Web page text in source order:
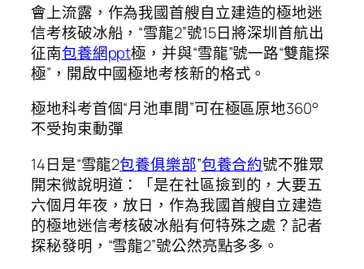
會上流露，作為我國首艘自立建造的極地迷
信考核破冰船，“雪龍2”號15日將深圳首航出
征南包養網ppt極，并與“雪龍”號一路“雙龍探
極”，開啟中國極地考核新的格式。
極地科考首個“月池車間”可在極區原地360°
不受拘束動彈
14日是“雪龍2包養俱樂部”包養合約號不雅眾
開宋微說明道：「是在社區撿到的，大要五
六個月年夜，放日，作為我國首艘自立建造
的極地迷信考核破冰船有何特殊之處？記者
探秘發明，“雪龍2”號公然亮點多多。